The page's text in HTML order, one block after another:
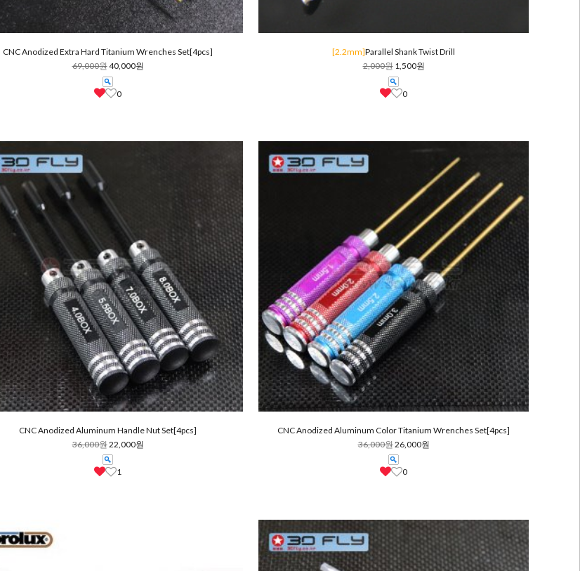
CNC Anodized Extra Hard Titanium Wrenches Set[4pcs]
69,000원40,000원
0
[2.2mm]Parallel Shank Twist Drill
2,000원 1,500원
0
CNC Anodized Aluminum Handle Nut Set[4pcs]
36,000원22,000원
1
CNC Anodized Aluminum Color Titanium Wrenches Set[4pcs]
36,000원26,000원
0